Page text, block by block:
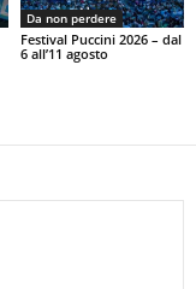
Da non perdere
Festival Puccini 2026 – dal
6 all’11 agosto